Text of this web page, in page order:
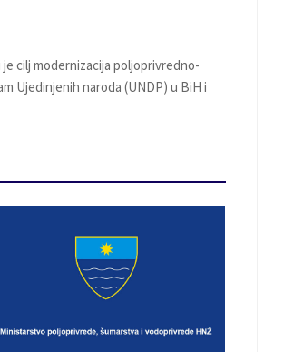
je cilj modernizacija poljoprivredno-
Ujedinjenih naroda (UNDP) u BiH i